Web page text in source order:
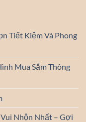
Tiết Kiệm Và Phong
Mua Sắm Thông
Vui Nhộn Nhất – Gợi